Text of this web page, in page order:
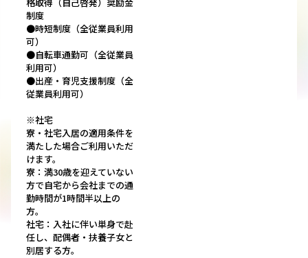
格取得（自己啓発）奨励金
制度
●時短制度（全従業員利用
可）
●自転車通勤可（全従業員
利用可）
●出産・育児支援制度（全
従業員利用可）
※社宅
寮・社宅入居の適用条件を
満たした場合ご利用いただ
けます。
寮：満30歳を迎えていない
方で自宅から会社までの通
勤時間が1時間半以上の
方。
社宅：入社に伴い単身で赴
任し、配偶者・扶養子女と
別居する方。